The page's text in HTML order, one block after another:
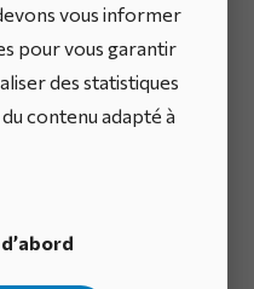
vous informer
pour vous garantir
des statistiques
contenu adapté à
c’est un
un logiciel
inclusif pour tous.